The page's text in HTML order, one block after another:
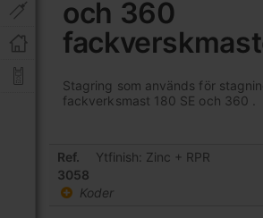
och 360
Stagring som används för
fackverksmast 180 SE och 360 .
Grupperade
produktartiklar
Ref.
3058
Ytfinish: Zinc + RPR
Koder
av
bildgalleriet